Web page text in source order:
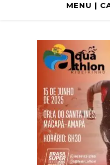
MENU |